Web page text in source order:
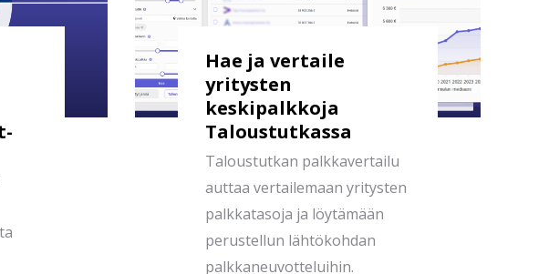
Hae ja vertaile
yritysten
keskipalkkoja
Taloustutkassa
Taloustutkan palkkavertailu
auttaa vertailemaan yritysten
palkkatasoja ja löytämään
perustellun lähtökohdan
palkkaneuvotteluihin.